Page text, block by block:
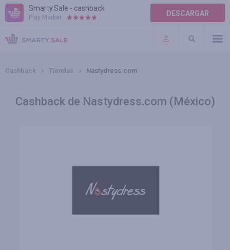
Smarty.Sale - cashback
Play Market: DESCARGAR
AYUDA
TÉRMINOS DE USO
Cashback Tiendas Nastydress.com
Cashback de Nastydress.com (México)